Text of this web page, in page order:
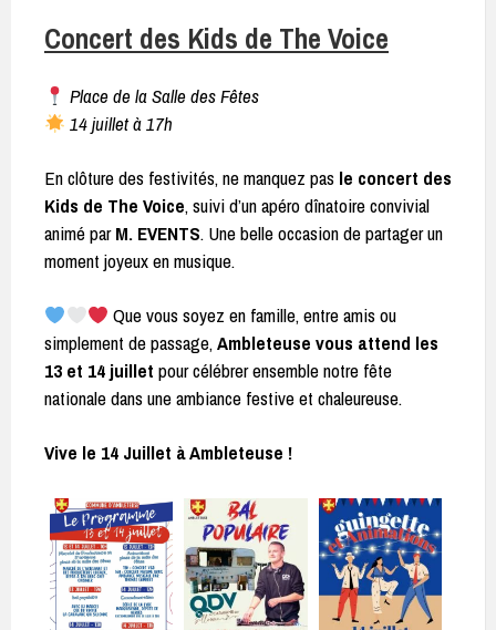
Concert des Kids de The Voice
Place de la Salle des Fêtes
14 juillet à 17h
En clôture des festivités, ne manquez pas le concert des
Kids de The Voice, suivi d’un apéro dînatoire convivial
animé parM. EVENTS. Une belle occasion de partager un
moment joyeux en musique.
Que vous soyez en famille, entre amis ou
simplement de passage,Ambleteuse vous attend les
13 et 14 juillet pour célébrer ensemble notre fête
nationale dans une ambiance festive et chaleureuse.
Vive le 14 Juillet à Ambleteuse !